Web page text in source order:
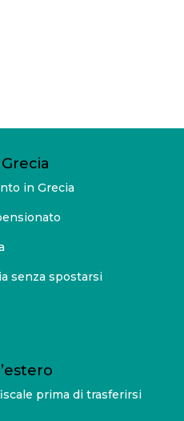
in Grecia
senza spostarsi
prima di trasferirsi